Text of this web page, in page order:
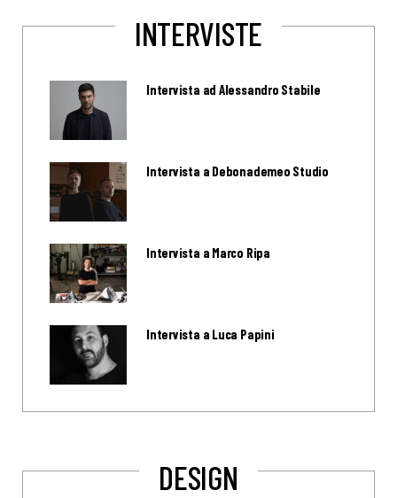
INTERVISTE
Intervista ad Alessandro Stabile
Intervista a Debonademeo Studio
Intervista a Marco Ripa
Intervista a Luca Papini
DESIGN